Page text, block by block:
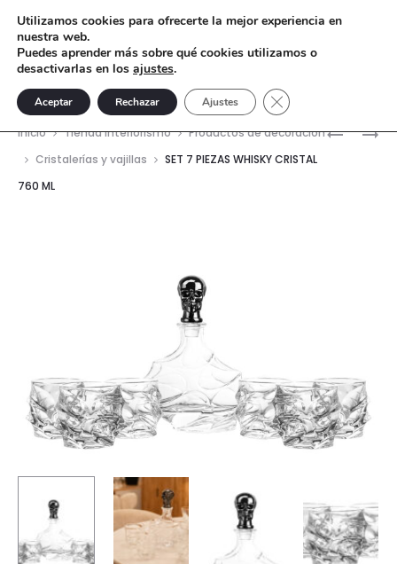
SET
SET
Inicio Tienda interiorismo
Productos de decoración
Cristalerías y vajillas
SET 7 PIEZAS WHISKY CRISTAL
760 ML
Utilizamos cookies para ofrecerte la mejor experiencia en
nuestra web.
Puedes aprender más sobre qué cookies utilizamos o
desactivarlas en los ajustes.
Aceptar Rechazar Ajustes Cerrar el banner de